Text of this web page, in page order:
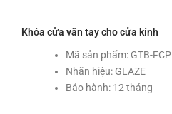
Khóa cửa vân tay cho cửa kính
Mã sản phẩm: GTB-FCP
Nhãn hiệu: GLAZE
Bảo hành: 12 tháng